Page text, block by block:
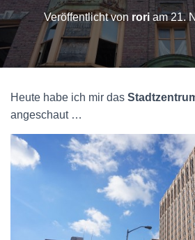
Veröffentlicht von roriam21.
Heute habe ich mir das
angeschaut …